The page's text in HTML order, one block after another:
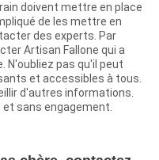
doivent mettre en place
de les mettre en
des experts. Par
Artisan Fallone qui a
N'oubliez pas qu'il peut
et accessibles à tous.
d'autres informations.
sans engagement.